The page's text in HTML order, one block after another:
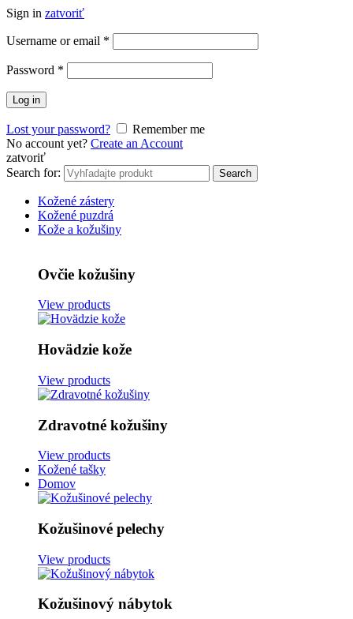
Sign in zatvoriť
Username or email *
Password *
Log in
Lost your password?
Remember me
No account yet? Create an Account
zatvoriť
Search for:
Search
Kožené zástery
Kožené puzdrá
Kože a kožušiny
Ovčie kožušiny
View products
Hovädzie kože
View products
Zdravotné kožušiny
View products
Kožené tašky
Domov
Kožušinové pelechy
View products
Kožušinový nábytok